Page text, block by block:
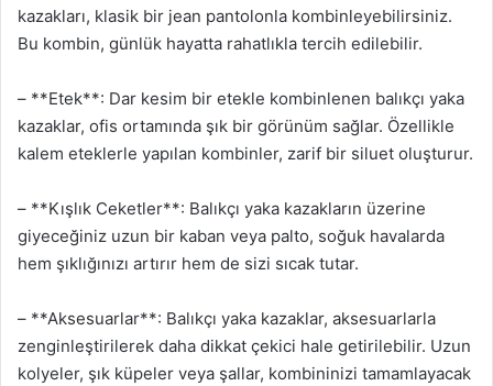
kazakları, klasik bir jean pantolonla kombinleyebilirsiniz.
Bu kombin, günlük hayatta rahatlıkla tercih edilebilir.
– **Etek**: Dar kesim bir etekle kombinlenen balıkçı yaka
kazaklar, ofis ortamında şık bir görünüm sağlar. Özellikle
kalem eteklerle yapılan kombinler, zarif bir siluet oluşturur.
– **Kışlık Ceketler**: Balıkçı yaka kazakların üzerine
giyeceğiniz uzun bir kaban veya palto, soğuk havalarda
hem şıklığınızı artırır hem de sizi sıcak tutar.
– **Aksesuarlar**: Balıkçı yaka kazaklar, aksesuarlarla
zenginleştirilerek daha dikkat çekici hale getirilebilir. Uzun
kolyeler, şık küpeler veya şallar, kombininizi tamamlayacak